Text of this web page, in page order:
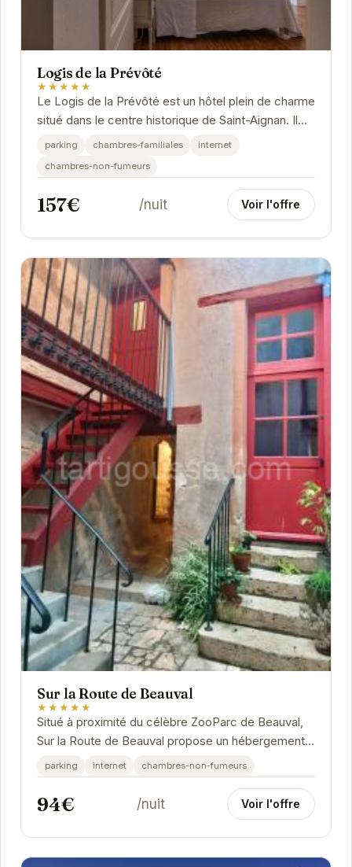
Logis de la Prévôté
★★★★★
Le Logis de la Prévôté est un hôtel plein de charme
situé dans le centre historique de Saint-Aignan. Il
propose des chambres confortables et...
parking chambres-familiales
internet
chambres-non-fumeurs
157€ /nuit Voir l'offre
Sur la Route de Beauval
★★★★★
Situé à proximité du célèbre ZooParc de Beauval,
Sur la Route de Beauval propose un hébergement
confortable et fonctionnel. L'établissement...
parking internet chambres-non-fumeurs
94€ /nuit Voir l'offre